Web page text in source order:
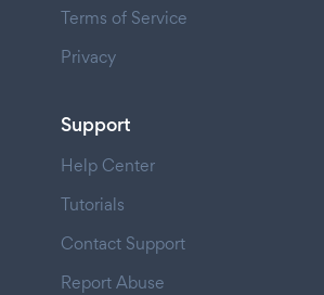
Terms of Service
Privacy
Support
Help Center
Tutorials
Contact Support
Report Abuse